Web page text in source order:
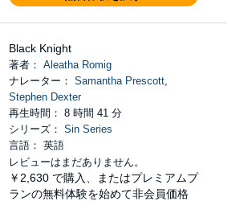
Black Knight
著者： Aleatha Romig
ナレーター： Samantha Prescott,
Stephen Dexter
再生時間： 8 時間 41 分
シリーズ： Sin Series
言語： 英語
レビューはまだありません。
￥2,630 で購入、またはプレミアムプ
ランの無料体験を始めて非会員価格